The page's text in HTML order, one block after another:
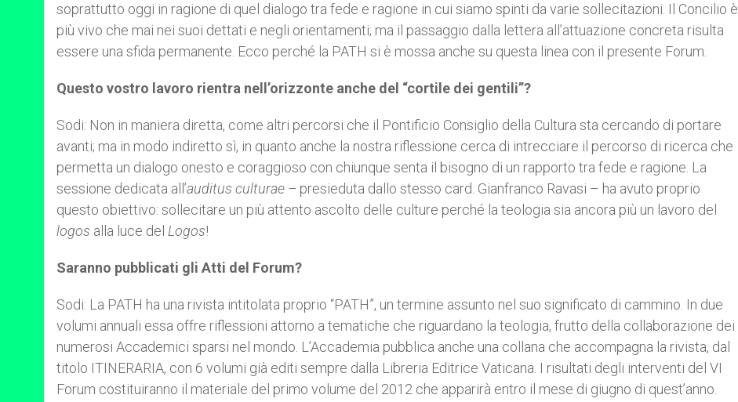
soprattutto oggi in ragione di quel dialogo tra fede e ragione in cui siamo spinti da varie sollecitazioni. Il Concilio è
più vivo che mai nei suoi dettati e negli orientamenti; ma il passaggio dalla lettera all’attuazione concreta risulta
essere una sfida permanente. Ecco perché la PATH si è mossa anche su questa linea con il presente Forum.
Questo vostro lavoro rientra nell’orizzonte anche del “cortile dei gentili”?
Sodi: Non in maniera diretta, come altri percorsi che il Pontificio Consiglio della Cultura sta cercando di portare
avanti; ma in modo indiretto sì, in quanto anche la nostra riflessione cerca di intrecciare il percorso di ricerca che
permetta un dialogo onesto e coraggioso con chiunque senta il bisogno di un rapporto tra fede e ragione. La
sessione dedicata all’auditus culturae – presieduta dallo stesso card. Gianfranco Ravasi – ha avuto proprio
questo obiettivo: sollecitare un più attento ascolto delle culture perché la teologia sia ancora più un lavoro del
logos alla luce del Logos!
Saranno pubblicati gli Atti del Forum?
Sodi: La PATH ha una rivista intitolata proprio “PATH”, un termine assunto nel suo significato di cammino. In due
volumi annuali essa offre riflessioni attorno a tematiche che riguardano la teologia, frutto della collaborazione dei
numerosi Accademici sparsi nel mondo. L’Accademia pubblica anche una collana che accompagna la rivista, dal
titolo ITINERARIA, con 6 volumi già editi sempre dalla Libreria Editrice Vaticana. I risultati degli interventi del VI
Forum costituiranno il materiale del primo volume del 2012 che apparirà entro il mese di giugno di quest’anno.